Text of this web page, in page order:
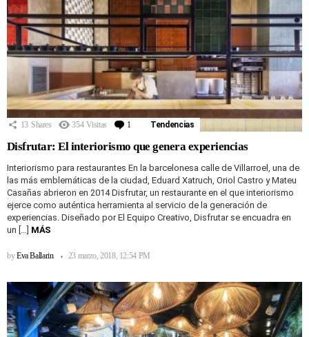
13 Shares 354 Visitas 1 Comentario
Tendencias
Disfrutar: El interiorismo que genera experiencias
Interiorismo para restaurantes En la barcelonesa calle de Villarroel, una de
las más emblemáticas de la ciudad, Eduard Xatruch, Oriol Castro y Mateu
Casañas abrieron en 2014 Disfrutar, un restaurante en el que interiorismo
ejerce como auténtica herramienta al servicio de la generación de
experiencias. Diseñado por El Equipo Creativo, Disfrutar se encuadra en
un […] MÁS
byEva Ballarin 23 marzo, 2018, 12:54 PM